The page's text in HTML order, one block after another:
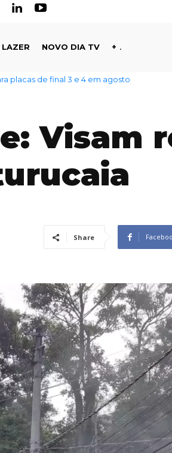
NOVO DIA TV +
para 82%, mas inadimplência cai
de final 3 e 4 em agosto
Visam
Share